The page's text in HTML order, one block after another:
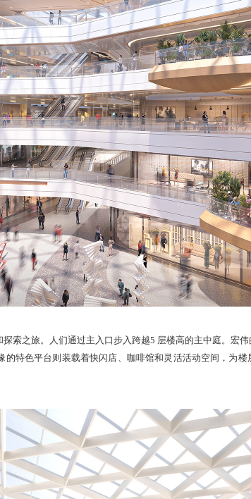
索之旅。人们通过主入口步入跨越5 层楼高的主中庭。宏
特色平台则装载着快闪店、咖啡馆和灵活活动空间，为